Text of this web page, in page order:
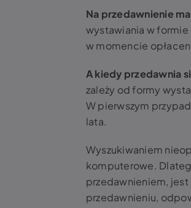
Na przedawnienie
wystawiania w
w momencie
A kiedy przedawnia
zależy od formy
W pierwszym
lata.
Wyszukiwaniem
komputerowe.
przedawnieniem, jest
przedawnieniu,